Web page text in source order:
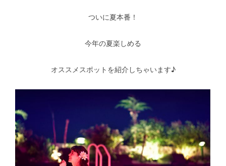
ついに夏本番！
今年の夏楽しめる
オススメスポットを紹介しちゃいます♪